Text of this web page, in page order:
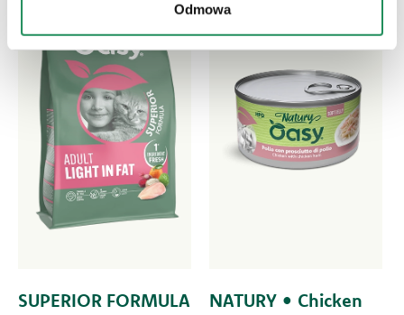
Odmowa
SUPERIOR FORMULA
NATURY • Chicken